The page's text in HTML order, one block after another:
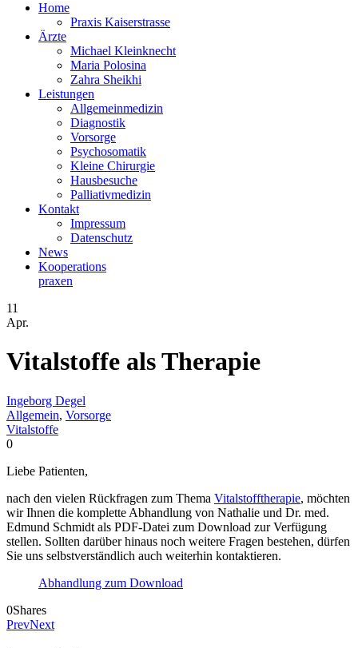
Home
Praxis Kaiserstrasse
Ärzte
Michael Kleinknecht
Maria Polosina
Zahra Sheikhi
Leistungen
Allgemeinmedizin
Diagnostik
Vorsorge
Psychosomatik
Kleine Chirurgie
Hausbesuche
Palliativmedizin
Kontakt
Impressum
Datenschutz
News
Kooperations­
praxen
11
Apr.
Vitalstoffe als Therapie
Ingeborg Degel
Allgemein, Vorsorge
Vitalstoffe
0
Liebe Patienten,
nach den vielen Rückfragen zum Thema Vitalstofftherapie, möchten
wir Ihnen die komplette Abhandlung von Nathalie und Dr. med.
Edmund Schmidt als PDF-Datei zum Download zur Verfügung
stellen. Sollten darüber hinaus noch weitere Fragen bestehen, dürfen
Sie uns selbstverständlich auch weiterhin kontaktieren.
Abhandlung zum Download
0Shares
PrevNext